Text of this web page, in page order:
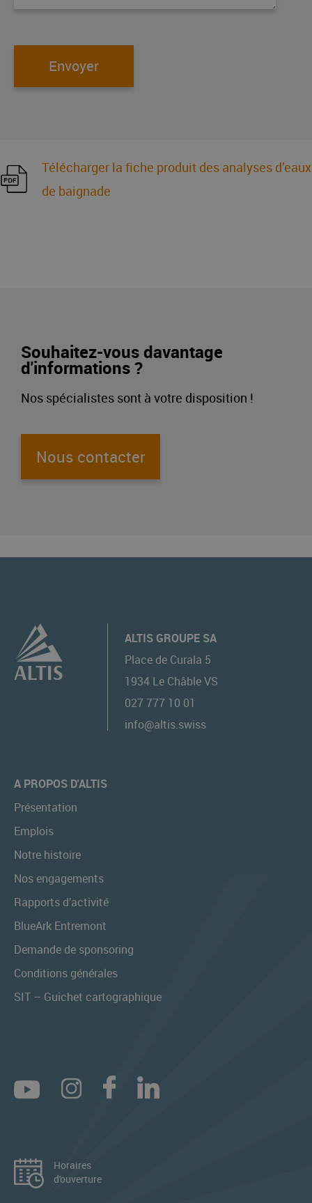
Envoyer
Télécharger la fiche produit des analyses d’eaux
de baignade
Souhaitez-vous davantage
d'informations ?
Nos spécialistes sont à votre disposition !
Nous contacter
ALTIS GROUPE SA
Place de Curala 5
1934 Le Châble VS
027 777 10 01
info@altis.swiss
A PROPOS D'ALTIS
Présentation
Emplois
Notre histoire
Nos engagements
Rapports d’activité
BlueArk Entremont
Demande de sponsoring
Conditions générales
SIT – Guichet cartographique
Horaires
d'ouverture